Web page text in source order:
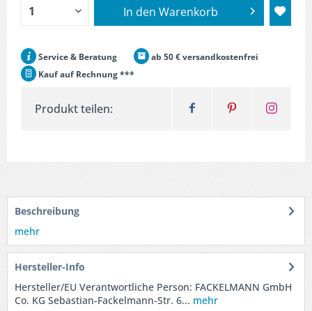
In den Warenkorb
Service & Beratung
ab 50 € versandkostenfrei
Kauf auf Rechnung ***
Produkt teilen:
Beschreibung
mehr
Hersteller-Info
Hersteller/EU Verantwortliche Person: FACKELMANN GmbH
Co. KG Sebastian-Fackelmann-Str. 6... mehr